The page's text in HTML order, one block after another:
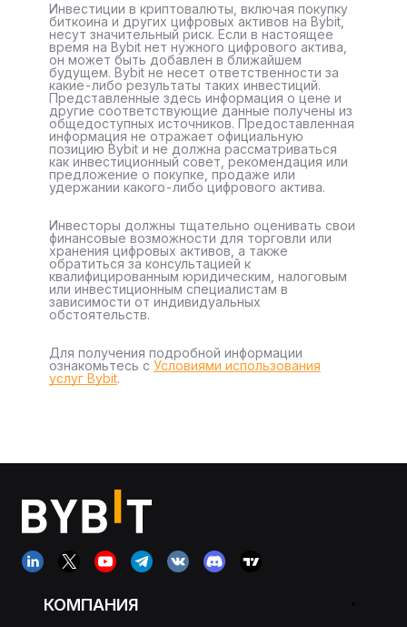
Инвестиции в криптовалюты, включая покупку
биткоина и других цифровых активов на Bybit,
несут значительный риск. Если в настоящее
время на Bybit нет нужного цифрового актива,
он может быть добавлен в ближайшем
будущем. Bybit не несет ответственности за
какие-либо результаты таких инвестиций.
Представленные здесь информация о цене и
другие соответствующие данные получены из
общедоступных источников. Предоставленная
информация не отражает официальную
позицию Bybit и не должна рассматриваться
как инвестиционный совет, рекомендация или
предложение о покупке, продаже или
удержании какого-либо цифрового актива.
Инвесторы должны тщательно оценивать свои
финансовые возможности для торговли или
хранения цифровых активов, а также
обратиться за консультацией к
квалифицированным юридическим, налоговым
или инвестиционным специалистам в
зависимости от индивидуальных
обстоятельств.
Для получения подробной информации
ознакомьтесь с Условиями использования
услуг Bybit.
КОМПАНИЯ